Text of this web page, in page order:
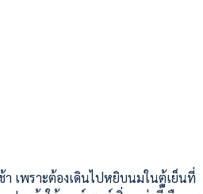
เพราะต้องเดินไปหยิบนมในตู้เย็นที่